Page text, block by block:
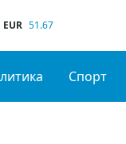
EUR 51.67
Спорт